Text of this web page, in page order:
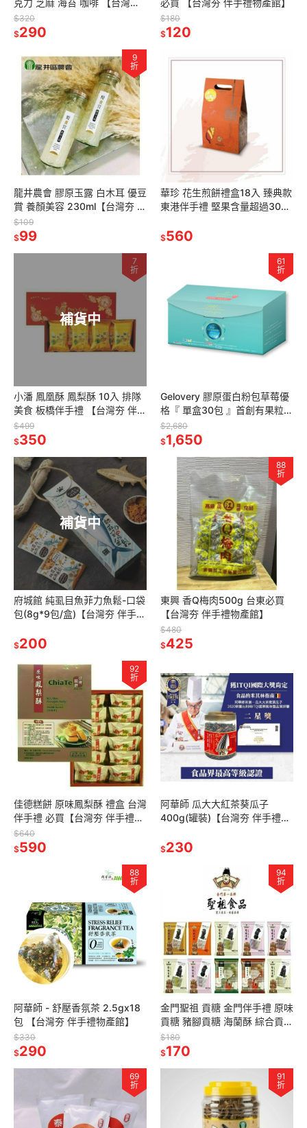
伴手禮物產館】
$320
$290
$180
$120
9
折
龍井農會 膠原玉露 白木耳 優豆
賞 養顏美容 230ml【台灣夯 伴
手禮物產館】
$109
$99
華珍 花生煎餅禮盒18入 臻典款
東港伴手禮 堅果含量超過30%
$560
補貨中
7
折
小潘 鳳凰酥 鳳梨酥 10入 排隊
美食 板橋伴手禮 【台灣夯 伴手
禮物產館】
$499
$350
61
折
Gelovery 膠原蛋白粉包草莓優
格『 單盒30包 』首創有果粒
【台灣夯 伴手禮物產館】
$2,680
$1,650
補貨中
府城館 純虱目魚菲力魚鬆-口袋
包(8g*9包/盒)【台灣夯 伴手禮
$200
88
折
東興 香Q梅肉500g 台東必買
【台灣夯 伴手禮物產館】
$480
$425
92
折
佳德糕餅 原味鳳梨酥 禮盒 台灣
伴手禮 必買【台灣夯 伴手禮物
產館】
$640
$590
阿華師 瓜大大紅茶葵瓜子
400g(罐裝)【台灣夯 伴手禮物
$230
88
折
阿華師 - 舒壓香氛茶 2.5gx18
包 【台灣夯 伴手禮物產館】
$330
$290
94
折
金門聖祖 貢糖 金門伴手禮 原味
貢糖 豬腳貢糖 海蘭酥 綜合貢糖
【台灣夯 伴手禮物產館】
$180
$170
69
折
91
折